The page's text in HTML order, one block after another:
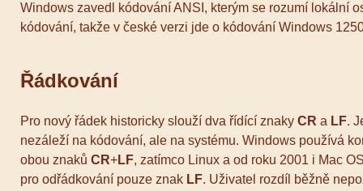
Windows zavedl kódování ANSI, kterým se rozumí lokální
kódování, takže v české verzi jde o kódování Windows
Řádkování
Pro nový řádek historicky slouží dva řídící znakyCR a LF.
nezáleží na kódování, ale na systému. Windows používá
obou znakůCR+LF, zatímco Linux a od roku 2001 i Mac
pro odřádkování pouze znak LF. Uživatel rozdíl běžně